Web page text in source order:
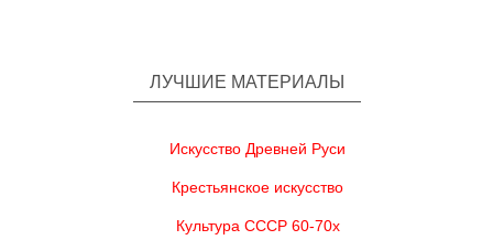
ЛУЧШИЕ МАТЕРИАЛЫ
Искусство Древней Руси
Крестьянское искусство
Культура СССР 60-70х